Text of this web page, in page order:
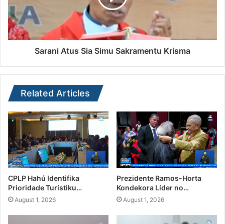
Sarani Atus Sia Simu Sakramentu Krisma
Related Articles
CPLP Hahú Identifika
Prioridade Turístiku…
August 1, 2026
Prezidente Ramos-Horta
Kondekora Líder no…
August 1, 2026